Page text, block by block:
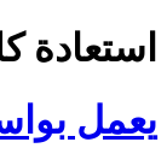
استعادة
يعمل